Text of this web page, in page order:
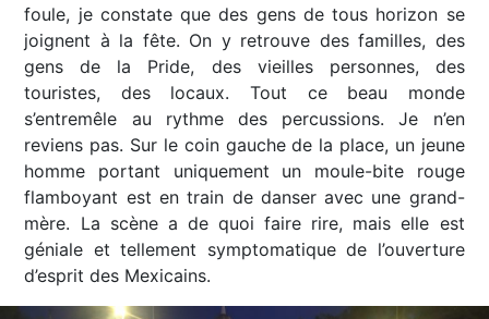
foule, je constate que des gens de tous horizon se
joignent à la fête. On y retrouve des familles, des
gens de la Pride, des vieilles personnes, des
touristes, des locaux. Tout ce beau monde
s’entremêle au rythme des percussions. Je n’en
reviens pas. Sur le coin gauche de la place, un jeune
homme portant uniquement un moule-bite rouge
flamboyant est en train de danser avec une grand-
mère. La scène a de quoi faire rire, mais elle est
géniale et tellement symptomatique de l’ouverture
d’esprit des Mexicains.